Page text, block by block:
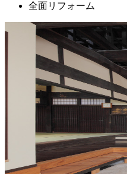
全面リフォーム